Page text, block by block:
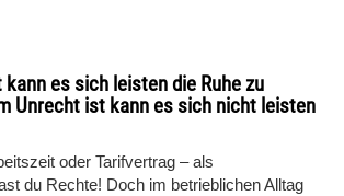
es sich leisten die Ruhe zu
Unrecht ist kann es sich nicht leisten
oder Tarifvertrag – als
du Rechte! Doch im betrieblichen Alltag